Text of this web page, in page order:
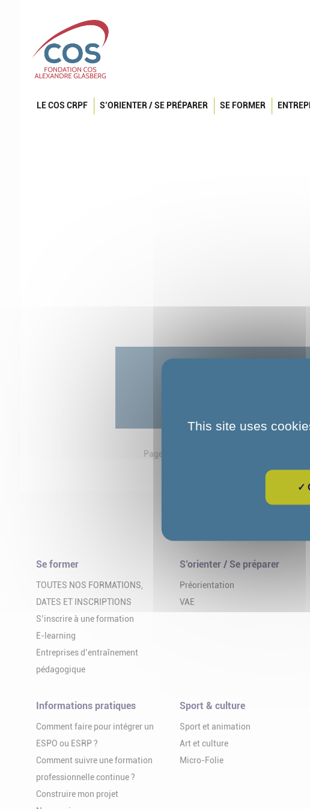
LE COS CRPF S’ORIENTER / SE PRÉPARER SE FORMER
Page d'accueil
Se former
TOUTES NOS FORMATIONS,
DATES ET INSCRIPTIONS
S’inscrire à une formation
E-learning
Entreprises d’entraînement
pédagogique
S’orienter / Se préparer
Préorientation
VAE
Informations pratiques
Comment faire pour intégrer un
ESPO ou ESRP ?
Comment suivre une formation
professionnelle continue ?
Construire mon projet
Sport & culture
Sport et animation
Art et culture
Micro-Folie
This site uses
✓